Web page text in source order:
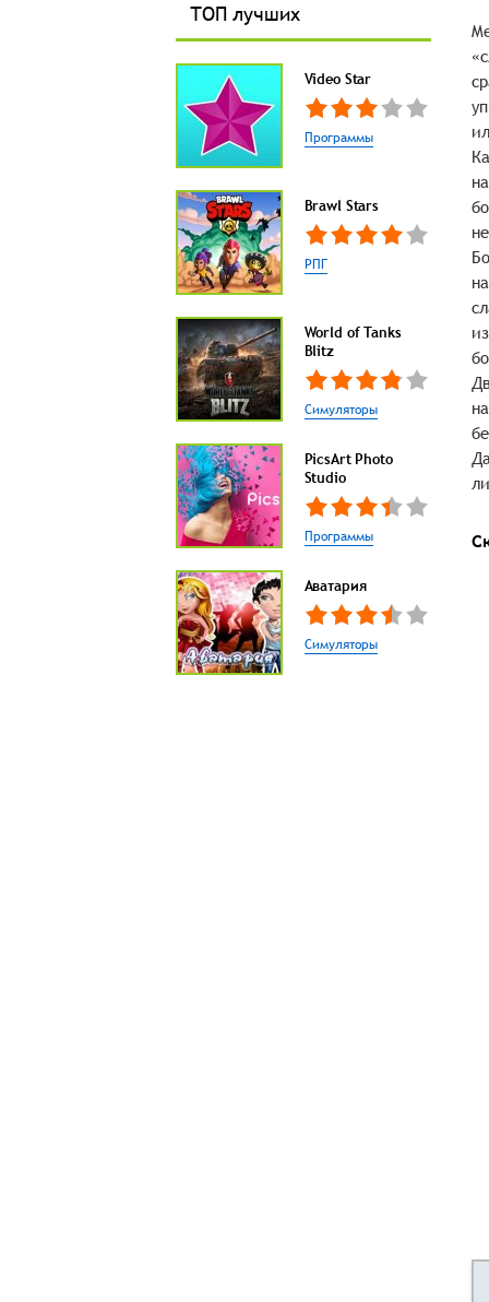
ТОП лучших
Video Star
Программы
Brawl Stars
РПГ
World of Tanks
Blitz
Симуляторы
PicsArt Photo
Studio
Программы
Аватария
Симуляторы